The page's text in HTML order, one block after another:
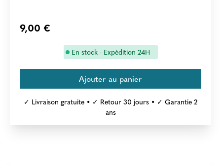
9,00 €
En stock - Expédition 24H
✓ Livraison gratuite • ✓ Retour 30 jours • ✓ Garantie 2
ans